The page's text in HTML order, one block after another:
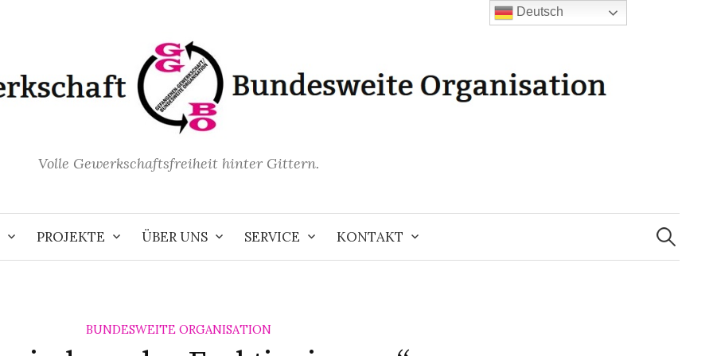
Volle Gewerkschaftsfreiheit hinter Gittern.
PROJEKTE ÜBER UNS SERVICE KONTAKT
Suchen
nach:
BUNDESWEITE ORGANISATION
Deutsch